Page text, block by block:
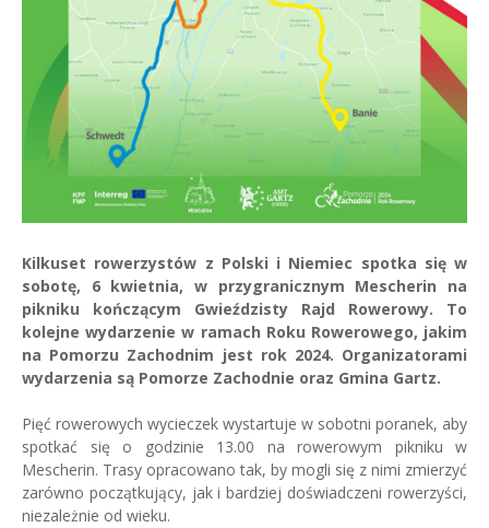
Kilkuset rowerzystów z Polski i Niemiec spotka się w
sobotę, 6 kwietnia, w przygranicznym Mescherin na
pikniku kończącym Gwieździsty Rajd Rowerowy. To
kolejne wydarzenie w ramach Roku Rowerowego, jakim
na Pomorzu Zachodnim jest rok 2024. Organizatorami
wydarzenia są Pomorze Zachodnie oraz Gmina Gartz.
Pięć rowerowych wycieczek wystartuje w sobotni poranek, aby
spotkać się o godzinie 13.00 na rowerowym pikniku w
Mescherin. Trasy opracowano tak, by mogli się z nimi zmierzyć
zarówno początkujący, jak i bardziej doświadczeni rowerzyści,
niezależnie od wieku.